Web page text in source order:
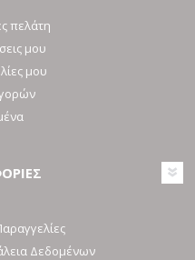
πελάτη
μου
μου
Δεδομένων